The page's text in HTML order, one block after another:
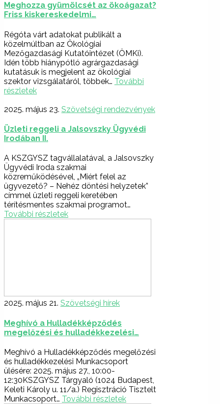
Meghozza gyümölcsét az ökoágazat?
Friss kiskereskedelmi…
Régóta várt adatokat publikált a
közelmúltban az Ökológiai
Mezőgazdasági Kutatóintézet (ÖMKi).
Idén több hiánypótló agrárgazdasági
kutatásuk is megjelent az ökológiai
szektor vizsgálatáról, többek… További
részletek
2025. május 23. Szövetségi rendezvények
Üzleti reggeli a Jalsovszky Ügyvédi
Irodában II.
A KSZGYSZ tagvállalatával, a Jalsovszky
Ügyvédi Iroda szakmai
közreműködésével, „Miért felel az
ügyvezető? – Nehéz döntési helyzetek”
címmel üzleti reggeli keretében
térítésmentes szakmai programot…
További részletek
2025. május 21. Szövetségi hírek
Meghívó a Hulladékképződés
megelőzési és hulladékkezelési…
Meghívó a Hulladékképződés megelőzési
és hulladékkezelési Munkacsoport
ülésére: 2025. május 27., 10:00-
12:30KSZGYSZ Tárgyaló (1024 Budapest,
Keleti Károly u. 11/a.) Regisztráció Tisztelt
Munkacsoport… További részletek